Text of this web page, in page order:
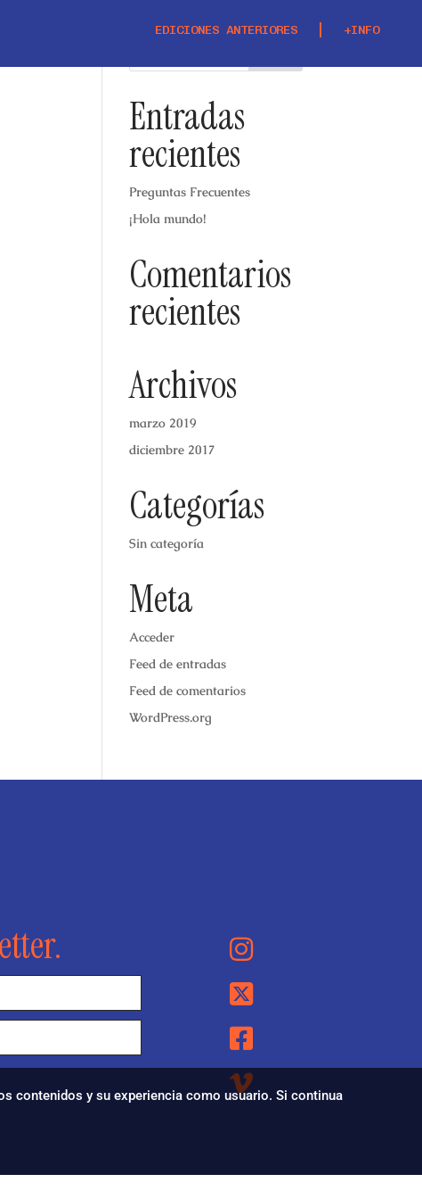
contenidos y su experiencia como usuario. Si continua
EDICIONES ANTERIORES +INFO
Entradas
recientes
Preguntas Frecuentes
¡Hola mundo!
Comentarios
recientes
Archivos
marzo 2019
diciembre 2017
Categorías
Sin categoría
Meta
Acceder
Feed de entradas
Feed de comentarios
WordPress.org